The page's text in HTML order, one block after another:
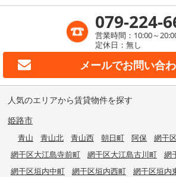
079-224-
営業時間：10:00～
定休日：無し
メールでお問い合
人気のエリアから賃貸物件を探す
姫路市
青山 青山北 青山西 朝日町 阿保
網干
網干区大江島寺前町
網干区大江島古川町
網
網干区垣内中町
網干区垣内西町 網干区垣内